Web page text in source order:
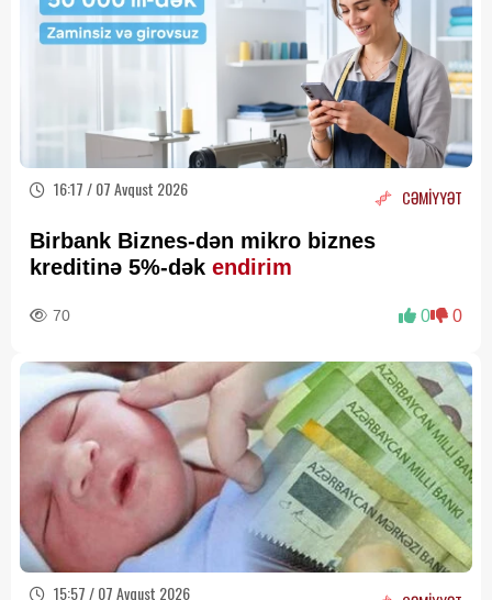
16:17 / 07 Avqust 2026 CƏMİYYƏT
Birbank Biznes-dən mikro biznes
kreditinə 5%-dək endirim
70 0 0
15:57 / 07 Avqust 2026